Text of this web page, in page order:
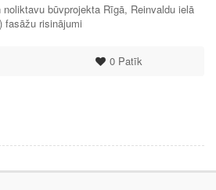
būvprojekta Rīgā, Reinvaldu ielā
fasāžu risinājumi
0Patīk